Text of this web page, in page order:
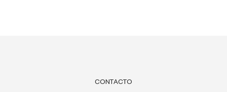
CONTACTO